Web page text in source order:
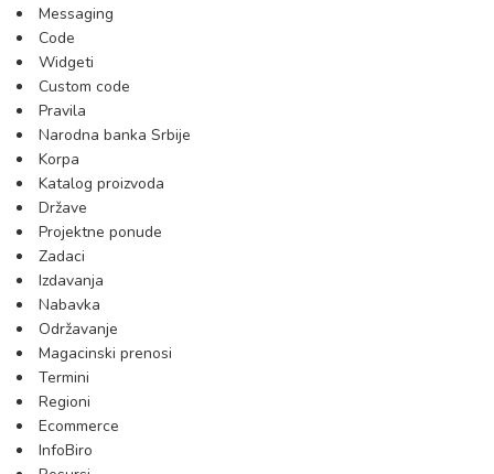
Messaging
Code
Widgeti
Custom code
Pravila
Narodna banka Srbije
Korpa
Katalog proizvoda
Države
Projektne ponude
Zadaci
Izdavanja
Nabavka
Održavanje
Magacinski prenosi
Termini
Regioni
Ecommerce
InfoBiro